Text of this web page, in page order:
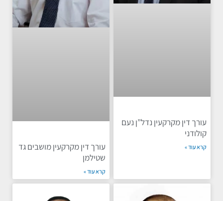
עורך דין מקרקעין נדל”ן נעם
קולודני
קרא עוד »
עורך דין מקרקעין מושבים גד
שטילמן
קרא עוד »